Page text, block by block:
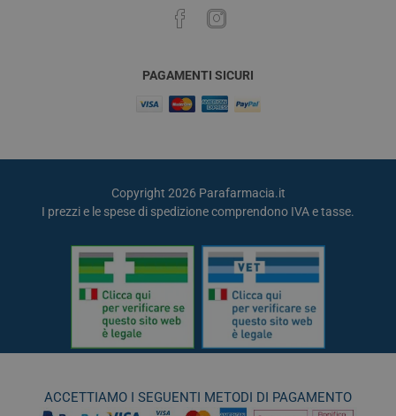
PAGAMENTI SICURI
Copyright 2026 Parafarmacia.it
I prezzi e le spese di spedizione comprendono IVA e tasse.
ACCETTIAMO I SEGUENTI METODI DI PAGAMENTO